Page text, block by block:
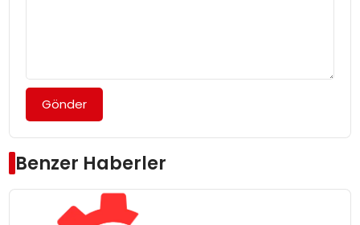
Gönder
Benzer Haberler